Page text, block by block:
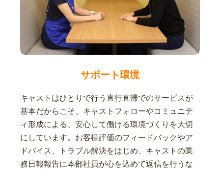
サポート環境
キャストはひとりで行う直行直帰でのサービスが
基本だからこそ、キャストフォローやコミュニテ
ィ形成による、安心して働ける環境づくりを大切
にしています。お客様評価のフィードバックやア
ドバイス、トラブル解決をはじめ、キャストの業
務日報報告に本部社員が心を込めて返信を行うな